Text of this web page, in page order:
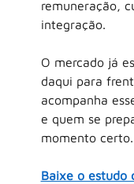
remuneração,
integração.
O mercado já
daqui para
acompanha
e quem se
momento certo.
Baixe o estudo